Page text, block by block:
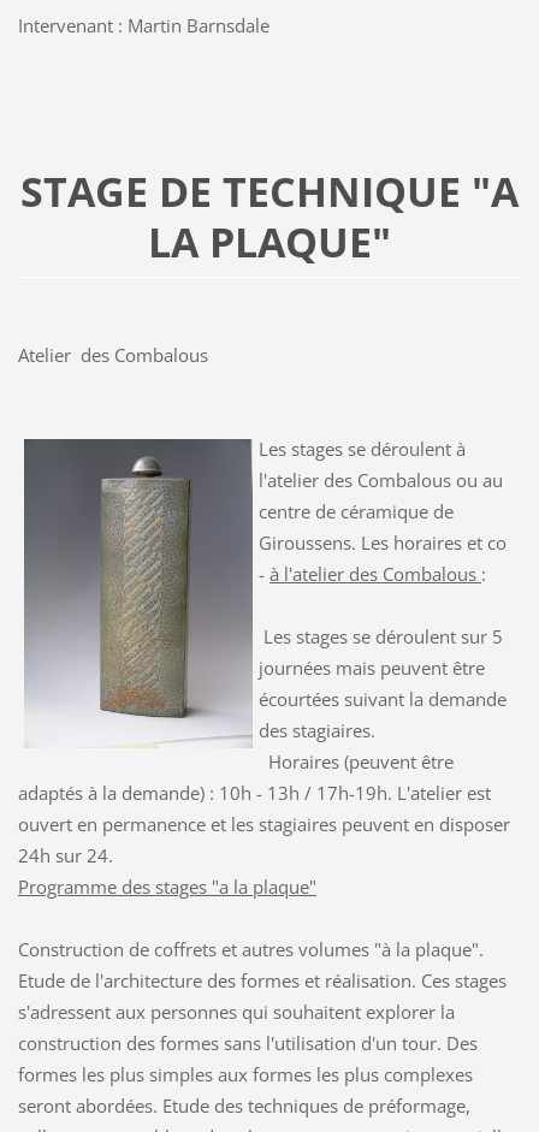
Intervenant : Martin Barnsdale
STAGE DE TECHNIQUE "A
LA PLAQUE"
Atelier des Combalous
Les stages se déroulent à
l'atelier des Combalous ou au
centre de céramique de
Giroussens. Les horaires et co
- à l'atelier des Combalous :
Les stages se déroulent sur 5
journées mais peuvent être
écourtées suivant la demande
des stagiaires.
Horaires (peuvent être
adaptés à la demande) : 10h - 13h / 17h-19h. L'atelier est
ouvert en permanence et les stagiaires peuvent en disposer
24h sur 24.
Programme des stages "a la plaque"
Construction de coffrets et autres volumes "à la plaque".
Etude de l'architecture des formes et réalisation. Ces stages
s'adressent aux personnes qui souhaitent explorer la
construction des formes sans l'utilisation d'un tour. Des
formes les plus simples aux formes les plus complexes
seront abordées. Etude des techniques de préformage,